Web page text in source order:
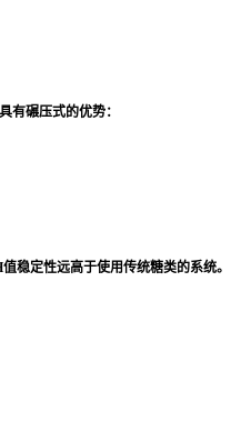
有碾压式的优势：
稳定性远高于使用传统糖类的系统。